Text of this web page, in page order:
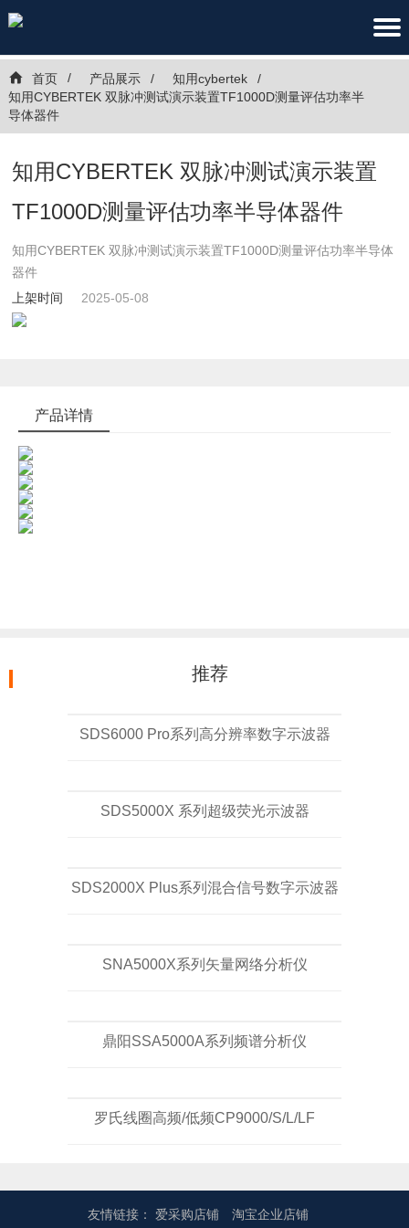
首页 产品展示
知用cybertek
知用CYBERTEK 双脉冲测试演示装置TF1000D测量评估功率半
导体器件
知用CYBERTEK 双脉冲测试演示装置
TF1000D测量评估功率半导体器件
知用CYBERTEK 双脉冲测试演示装置TF1000D测量评估功率半导体
器件
上架时间
2025-05-08
产品详情
推荐
SDS6000 Pro系列高分辨率数字示波器
SDS5000X 系列超级荧光示波器
SDS2000X Plus系列混合信号数字示波器
SNA5000X系列矢量网络分析仪
鼎阳SSA5000A系列频谱分析仪
罗氏线圈高频/低频CP9000/S/L/LF
友情链接： 爱采购店铺 淘宝企业店铺